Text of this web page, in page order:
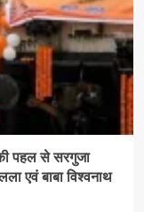
पहल से सरगुजा
एवं बाबा विश्वनाथ